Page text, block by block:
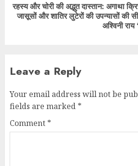
रहस्य और चोरी की अद्भुत दास्तान: अगाथा
जासूसों और शातिर लुटेरों की उपन्यासों की
अश्विनी
Leave a Reply
Your email address will not be
fields are marked *
Comment *